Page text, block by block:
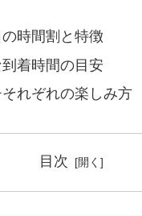
時間割と特徴
着時間の目安
れぞれの楽しみ方
目次